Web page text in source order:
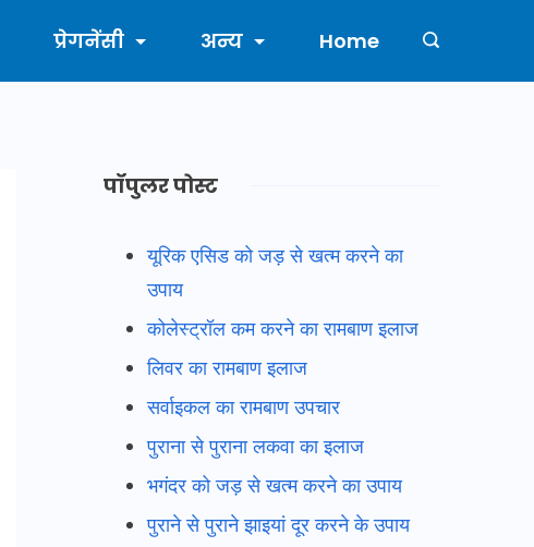
प्रेगनेंसी अन्य Home
पॉपुलर पोस्ट
यूरिक एसिड को जड़ से खत्म करने का
उपाय
कोलेस्ट्रॉल कम करने का रामबाण इलाज
लिवर का रामबाण इलाज
सर्वाइकल का रामबाण उपचार
पुराना से पुराना लकवा का इलाज
भगंदर को जड़ से खत्म करने का उपाय
पुराने से पुराने झाइयां दूर करने के उपाय